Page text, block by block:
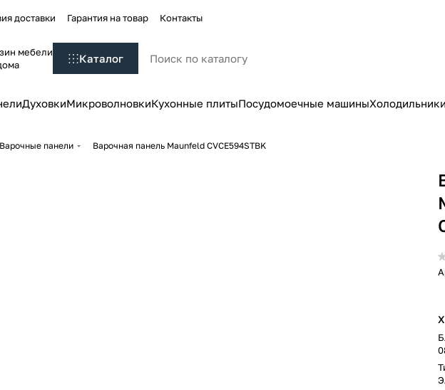
доставки Гарантия на товар Контакты
мебели
Каталог
ДуховкиМикроволновкиКухонные плитыПосудомоечные машиныХолодильники
Варочные панели Варочная панель Maunfeld CVCE594STBK